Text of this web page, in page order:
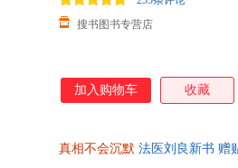
搜书图书专营店
加入购物车 收藏
真相不会沉默 法医刘良新书 赠